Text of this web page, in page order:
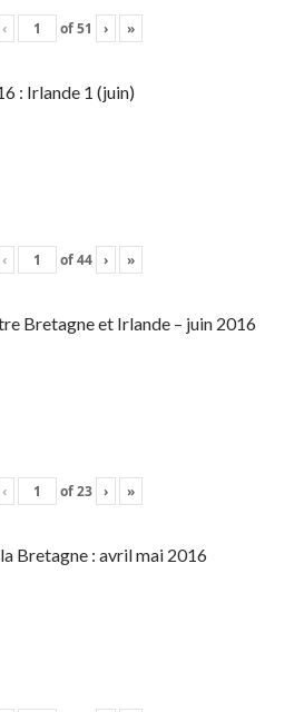
‹ of51 › »
: Irlande 1 (juin)
‹ of44 › »
Bretagne et Irlande – juin 2016
‹ of23 › »
Bretagne : avril mai 2016